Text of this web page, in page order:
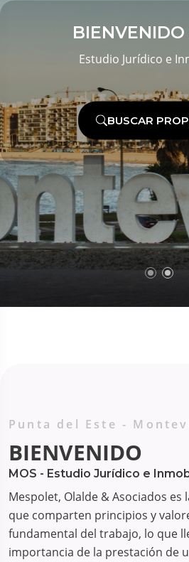
BIENVENIDO
Estudio Jurídico e
BUSCAR
Punta del Este -
BIENVENIDO
MOS - Estudio Jurídico e
Mespolet, Olalde & Asociados es
que comparten principios y
fundamental del trabajo, lo que
importancia de la prestación de